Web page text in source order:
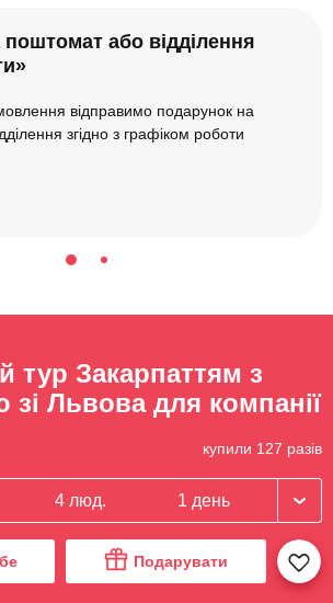
або відділення
відправимо подарунок на
згідно з графіком роботи
тур Закарпаттям з
зі Львова для компанії
купили 127 разів
4 люд. 1 день
Подарувати